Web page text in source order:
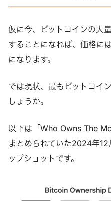
仮に今、ビットコインの大
することになれば、価格に
になります。
では現状、最もビットコイ
しょうか。
以下は「Who Owns The
まとめられていた2024年
ップショットです。